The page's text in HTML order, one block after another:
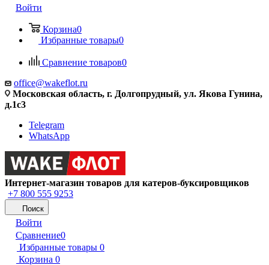
Войти
Корзина0
Избранные товары0
Сравнение товаров0
office@wakeflot.ru
Московская область, г. Долгопрудный, ул. Якова Гунина,
д.1с3
Telegram
WhatsApp
Интернет-магазин товаров для катеров-буксировщиков
+7 800 555 9253
Поиск
Войти
Сравнение0
Избранные товары 0
Корзина 0